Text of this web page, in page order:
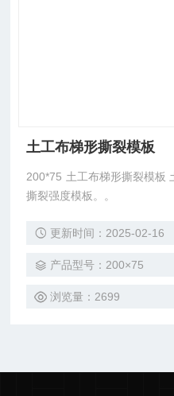
土工布梯形撕裂模板
200*75 土工布梯形撕裂模板
撕裂强度模板。。
更新时间：2025-02-16
产品型号：200×75
浏览量：2699